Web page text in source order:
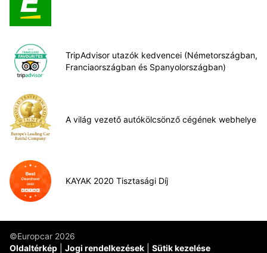
TripAdvisor utazók kedvencei (Németországban,
Franciaországban és Spanyolországban)
A világ vezető autókölcsönző cégének webhelye
KAYAK 2020 Tisztasági Díj
©Europcar 2026
Oldaltérkép
Jogi rendelkezések Sütik kezelése